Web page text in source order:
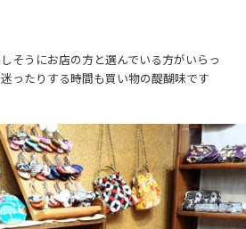
そうにお店の方と選んでいる方がいらっ
ったりする時間も買い物の醍醐味です